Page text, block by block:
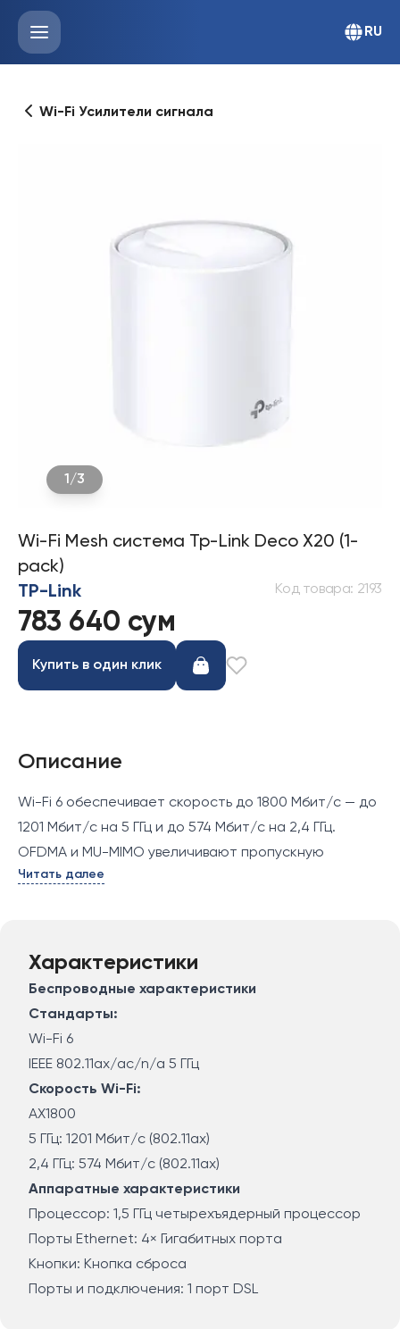
RU
Wi-Fi Усилители сигнала
1 /3
Wi-Fi Mesh система Tp-Link Deco X20 (1-
pack)
TP-Link
Код товара: 2193
783 640 сум
Купить в один клик
Описание
Wi-Fi 6 обеспечивает скорость до 1800 Мбит/с — до
1201 Мбит/с на 5 ГГц и до 574 Мбит/с на 2,4 ГГц.
OFDMA и MU-MIMO увеличивают пропускную
способность в четыре раза для одновременной
дому.
Ультранизкая задержка: отсутствие высокого пинга
Читать далее
Характеристики
Беспроводные характеристики
Стандарты:
Wi-Fi 6
IEEE 802.11ax/ac/n/a 5 ГГц
Скорость Wi-Fi:
AX1800
5 ГГц: 1201 Мбит/с (802.11ax)
2,4 ГГц: 574 Мбит/с (802.11ax)
Аппаратные характеристики
Процессор: 1,5 ГГц четырехъядерный процессор
Порты Ethernet: 4× Гигабитных порта
Кнопки: Кнопка сброса
Порты и подключения: 1 порт DSL